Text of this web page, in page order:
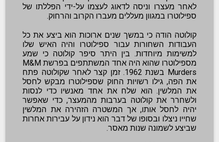
לאחר מעצרו וניסה לדאוג לעצמו על-ידי הפללתו של
ספילוטרו במגוון מעללים מעברו הקרוב והרחוק.
קולוטה הודה כי במשך שנים ארוכות הוא ביצע את כל
העבודות השחורות עבור ספילוטרו והיה האיש שלו
למשימות מיוחדות. בין היתר סיפר קולוטה כי שמע
מספילוטרו שהוא היה אחד המשתתפים בפרשת M&M
Murders בשנת 1962.
זמן קצר לאחר שקולוטה פתח
את הפה, גילו רשויות החוק שספילוטרו מבקש לחסל
את המלשין. הוא שלח את אחד מאנשיו כדי לנסות
ולשחרר את קולוטה בערבות מהמעצר, כדי שאפשר
יהיה לחסל אותו, אך המשטרה הזהירה את המלשין
שחייו ניצלו ובסופו של דבר הוא נידון על עבירות אחרות
שביצע לשמונה שנות מאסר.